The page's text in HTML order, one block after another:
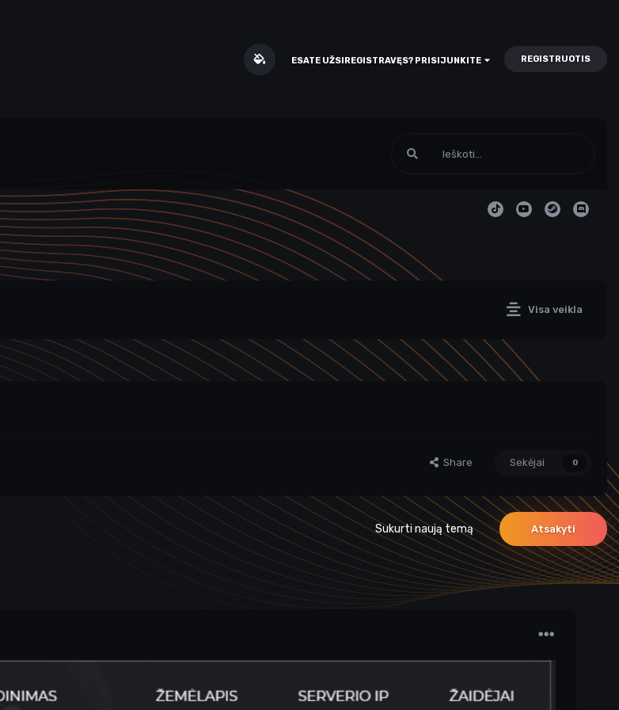
ESATE UŽSIREGISTRAVĘS? PRISIJUNKITE REGISTRUOTIS
Visa veikla
Share Sekėjai 0
Atsakyti
Sukurti naują temą